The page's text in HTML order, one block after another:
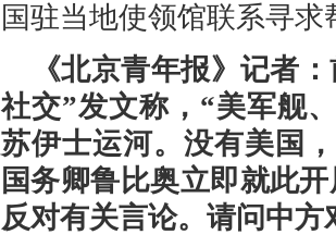
国驻当地使领馆联系寻求
《北京青年报》记者
社交”发文称，“美军舰
苏伊士运河。没有美国
国务卿鲁比奥立即就此
反对有关言论。请问中方